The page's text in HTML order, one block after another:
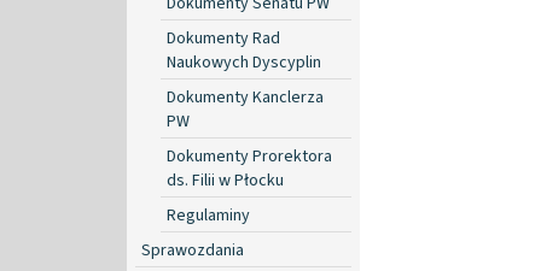
Dokumenty Rad
Naukowych Dyscyplin
Dokumenty Kanclerza
PW
Dokumenty Prorektora
ds. Filii w Płocku
Regulaminy
Sprawozdania